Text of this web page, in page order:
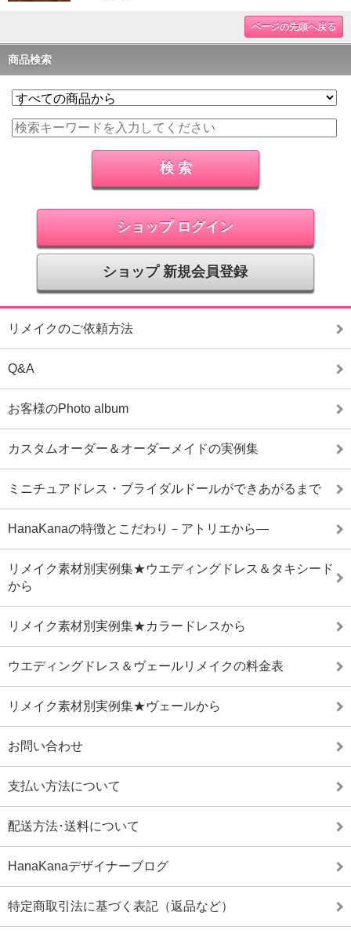
ページの先頭へ戻る
商品検索
ショップ ログイン
ショップ 新規会員登録
リメイクのご依頼方法
Q&A
お客様のPhoto album
カスタムオーダー＆オーダーメイドの実例集
ミニチュアドレス・ブライダルドールができあがるまで
HanaKanaの特徴とこだわり－アトリエから―
リメイク素材別実例集★ウエディングドレス＆タキシード
から
リメイク素材別実例集★カラードレスから
ウエディングドレス＆ヴェールリメイクの料金表
リメイク素材別実例集★ヴェールから
お問い合わせ
支払い方法について
配送方法･送料について
HanaKanaデザイナーブログ
特定商取引法に基づく表記（返品など）